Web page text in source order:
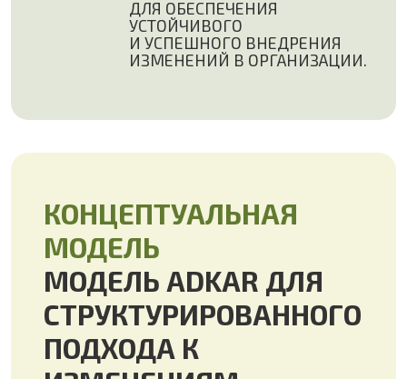
КОНЦЕПТУАЛЬНАЯ
МОДЕЛЬ
СТРУКТУРИРОВАННОГО
Валерий
Дудкин
2 тренинг
дня